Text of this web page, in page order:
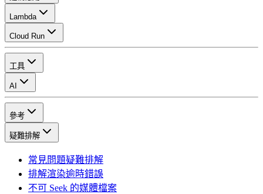
Lambda
Cloud Run
工具
AI
參考
疑難排解
常見問題疑難排解
排解渲染逾時錯誤
不可 Seek 的媒體檔案